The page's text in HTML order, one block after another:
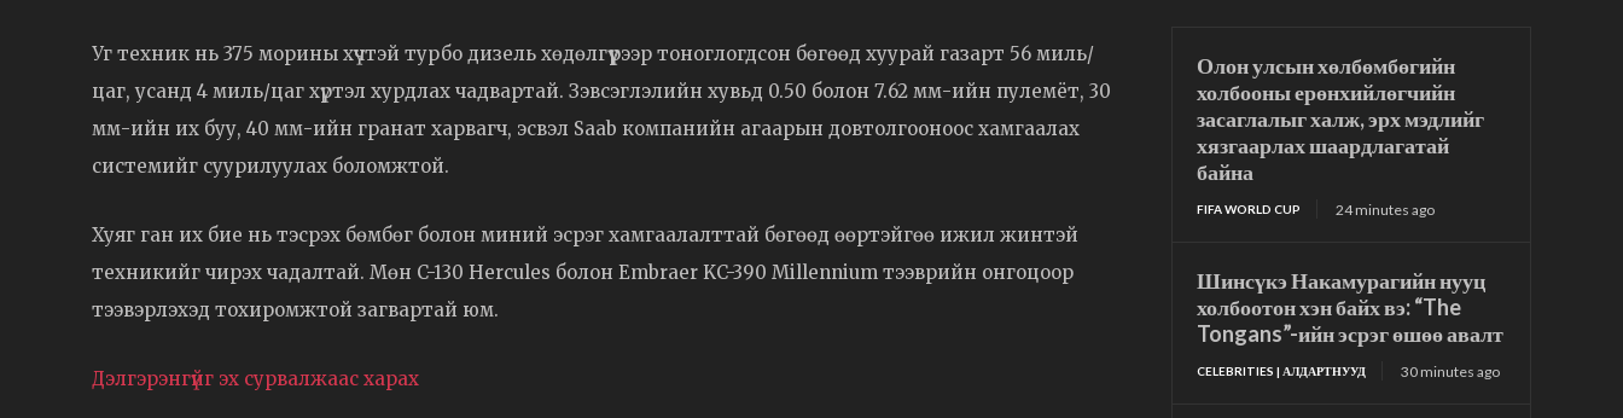
Уг техник нь 375 морины хүчтэй турбо дизель хөдөлгүүрээр тоноглогдсон бөгөөд хуурай газарт 56 миль/
цаг, усанд 4 миль/цаг хүртэл хурдлах чадвартай. Зэвсэглэлийн хувьд 0.50 болон 7.62 мм-ийн пулемёт, 30
мм-ийн их буу, 40 мм-ийн гранат харвагч, эсвэл Saab компанийн агаарын довтолгооноос хамгаалах
системийг суурилуулах боломжтой.
Хуяг ган их бие нь тэсрэх бөмбөг болон миний эсрэг хамгаалалттай бөгөөд өөртэйгөө ижил жинтэй
техникийг чирэх чадалтай. Мөн C-130 Hercules болон Embraer KC-390 Millennium тээврийн онгоцоор
тээвэрлэхэд тохиромжтой загвартай юм.
Дэлгэрэнгүйг эх сурвалжаас харах
Олон улсын хөлбөмбөгийн
холбооны ерөнхийлөгчийн
засаглалыг халж, эрх мэдлийг
хязгаарлах шаардлагатай
байна
FIFA WORLD CUP 24 minutes ago
Шинсүкэ Накамурагийн нууц
холбоотон хэн байх вэ: “The
Tongans”-ийн эсрэг өшөө авалт
CELEBRITIES | АЛДАРТНУУД 30 minutes ago